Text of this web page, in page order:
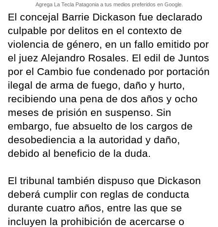
Agrega La Tecla Patagonia a tus medios preferidos en Google.
El concejal Barrie Dickason fue declarado
culpable por delitos en el contexto de
violencia de género, en un fallo emitido por
el juez Alejandro Rosales. El edil de Juntos
por el Cambio fue condenado por portación
ilegal de arma de fuego, daño y hurto,
recibiendo una pena de dos años y ocho
meses de prisión en suspenso. Sin
embargo, fue absuelto de los cargos de
desobediencia a la autoridad y daño,
debido al beneficio de la duda.
El tribunal también dispuso que Dickason
deberá cumplir con reglas de conducta
durante cuatro años, entre las que se
incluyen la prohibición de acercarse o